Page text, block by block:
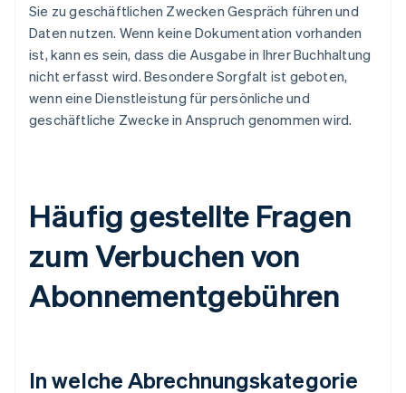
Sie zu geschäftlichen Zwecken Gespräch führen und
Daten nutzen. Wenn keine Dokumentation vorhanden
ist, kann es sein, dass die Ausgabe in Ihrer Buchhaltung
nicht erfasst wird. Besondere Sorgfalt ist geboten,
wenn eine Dienstleistung für persönliche und
geschäftliche Zwecke in Anspruch genommen wird.
Häufig gestellte Fragen
zum Verbuchen von
Abonnementgebühren
In welche Abrechnungskategorie